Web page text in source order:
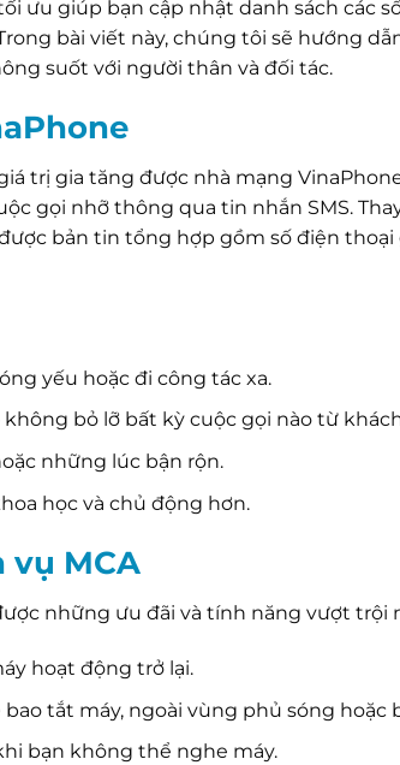
ưu giúp bạn cập nhật danh sách các
bài viết này, chúng tôi sẽ hướng
suốt với người thân và đối tác.
trị gia tăng được nhà mạng
gọi nhỡ thông qua tin nhắn SMS.
bản tin tổng hợp gồm số điện
yếu hoặc đi công tác xa.
bỏ lỡ bất kỳ cuộc gọi nào từ
những lúc bận rộn.
học và chủ động hơn.
vụ MCA
những ưu đãi và tính năng vượt trội
hoạt động trở lại.
tắt máy, ngoài vùng phủ sóng hoặc
bạn không thể nghe máy.